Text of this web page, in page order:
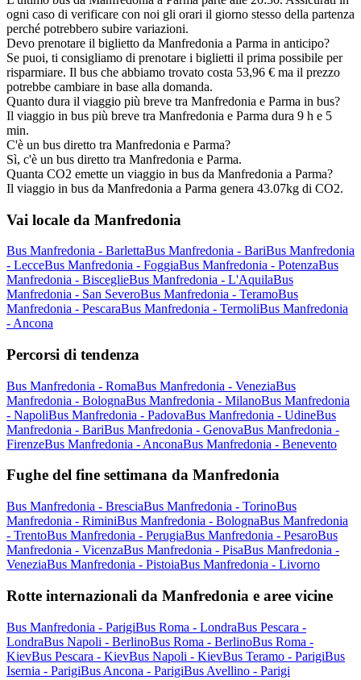
ogni caso di verificare con noi gli orari il giorno stesso della partenza
perché potrebbero subire variazioni.
Devo prenotare il biglietto da Manfredonia a Parma in anticipo?
Se puoi, ti consigliamo di prenotare i biglietti il prima possibile per
risparmiare. Il bus che abbiamo trovato costa 53,96 € ma il prezzo
potrebbe cambiare in base alla domanda.
Quanto dura il viaggio più breve tra Manfredonia e Parma in bus?
Il viaggio in bus più breve tra Manfredonia e Parma dura 9 h e 5
min.
C'è un bus diretto tra Manfredonia e Parma?
Sì, c'è un bus diretto tra Manfredonia e Parma.
Quanta CO2 emette un viaggio in bus da Manfredonia a Parma?
Il viaggio in bus da Manfredonia a Parma genera 43.07kg di CO2.
Vai locale da Manfredonia
Bus Manfredonia - BarlettaBus Manfredonia - BariBus Manfredonia
- LecceBus Manfredonia - FoggiaBus Manfredonia - PotenzaBus
Manfredonia - BisceglieBus Manfredonia - L'AquilaBus
Manfredonia - San SeveroBus Manfredonia - TeramoBus
Manfredonia - PescaraBus Manfredonia - TermoliBus Manfredonia
- Ancona
Percorsi di tendenza
Bus Manfredonia - RomaBus Manfredonia - VeneziaBus
Manfredonia - BolognaBus Manfredonia - MilanoBus Manfredonia
- NapoliBus Manfredonia - PadovaBus Manfredonia - UdineBus
Manfredonia - BariBus Manfredonia - GenovaBus Manfredonia -
FirenzeBus Manfredonia - AnconaBus Manfredonia - Benevento
Fughe del fine settimana da Manfredonia
Bus Manfredonia - BresciaBus Manfredonia - TorinoBus
Manfredonia - RiminiBus Manfredonia - BolognaBus Manfredonia
- TrentoBus Manfredonia - PerugiaBus Manfredonia - PesaroBus
Manfredonia - VicenzaBus Manfredonia - PisaBus Manfredonia -
VeneziaBus Manfredonia - PistoiaBus Manfredonia - Livorno
Rotte internazionali da Manfredonia e aree vicine
Bus Manfredonia - ParigiBus Roma - LondraBus Pescara -
LondraBus Napoli - BerlinoBus Roma - BerlinoBus Roma -
KievBus Pescara - KievBus Napoli - KievBus Teramo - ParigiBus
Isernia - ParigiBus Ancona - ParigiBus Avellino - Parigi